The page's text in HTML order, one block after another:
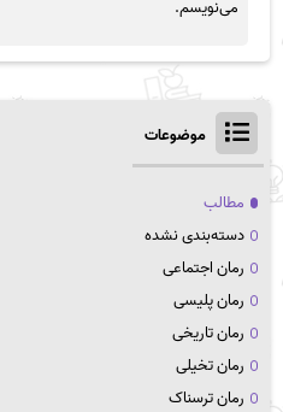
می‌نویسم.
موضوعات
مطالب
دسته‌بندی نشده
رمان اجتماعی
رمان پلیسی
رمان تاریخی
رمان تخیلی
رمان ترسناک